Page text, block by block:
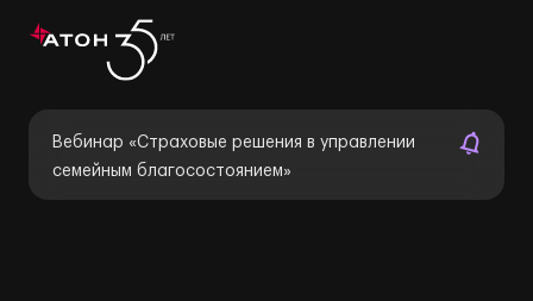
Вебинар «Страховые решения в управлении
семейным благосостоянием»